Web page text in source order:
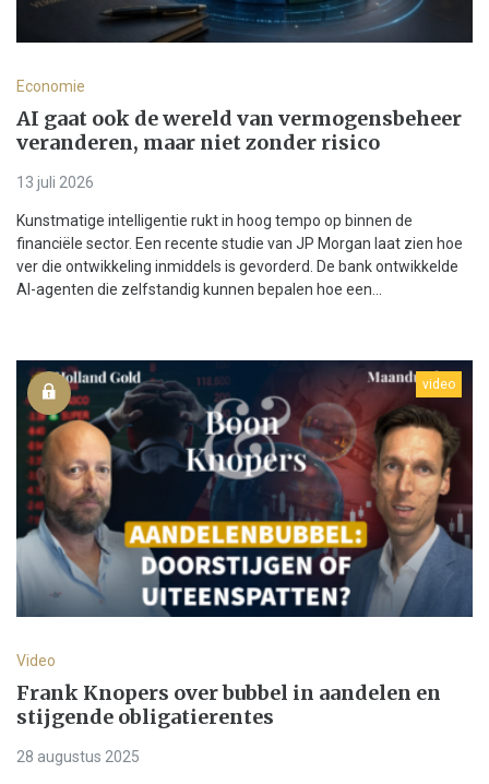
Economie
AI gaat ook de wereld van vermogensbeheer
veranderen, maar niet zonder risico
13 juli 2026
Kunstmatige intelligentie rukt in hoog tempo op binnen de
financiële sector. Een recente studie van JP Morgan laat zien hoe
ver die ontwikkeling inmiddels is gevorderd. De bank ontwikkelde
AI-agenten die zelfstandig kunnen bepalen hoe een...
video
Video
Frank Knopers over bubbel in aandelen en
stijgende obligatierentes
28 augustus 2025